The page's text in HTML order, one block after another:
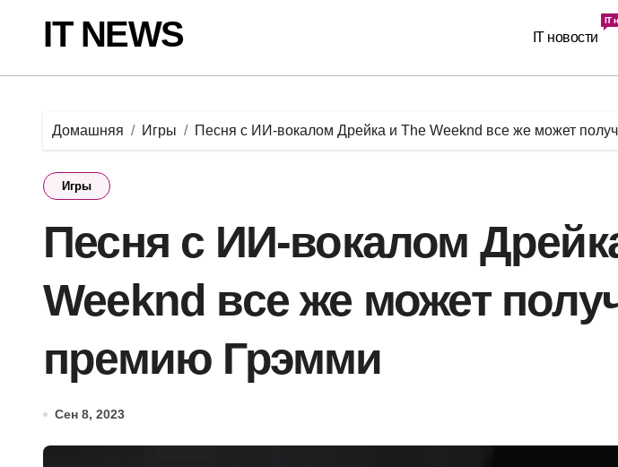
содержаниюIT NEWS IT новости
IT
Домашняя Игры Песня с ИИ-вокалом Дрейка и The Weeknd все же может
Игры
Песня с ИИ-вокалом
Weeknd все же может
премию Грэмми
Сен 8, 2023